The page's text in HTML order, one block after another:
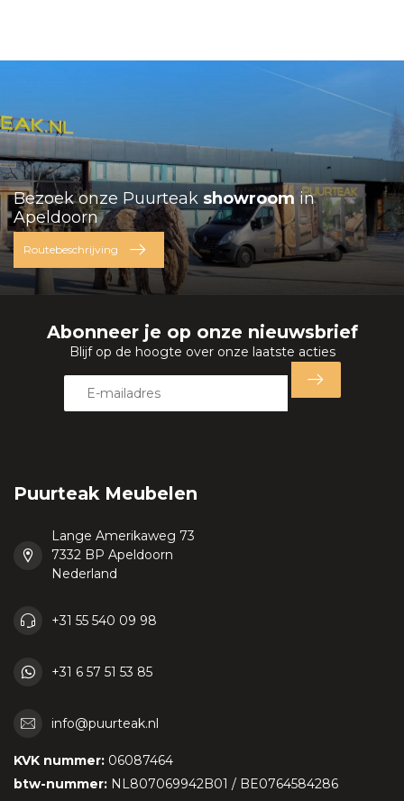
Bezoek onze Puurteak showroom in
Apeldoorn
Routebeschrijving
Abonneer je op onze nieuwsbrief
Blijf op de hoogte over onze laatste acties
Puurteak Meubelen
Lange Amerikaweg 73
7332 BP Apeldoorn
Nederland
+31 55 540 09 98
+31 6 57 51 53 85
info@puurteak.nl
KVK nummer: 06087464
btw-nummer: NL807069942B01 / BE0764584286